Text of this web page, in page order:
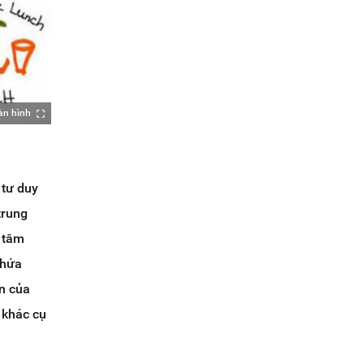
hình
duy
của
cụ